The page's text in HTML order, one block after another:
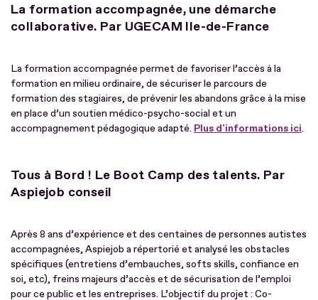
La formation accompagnée, une démarche
collaborative. Par UGECAM Ile-de-France
La formation accompagnée permet de favoriser l’accès à la
formation en milieu ordinaire, de sécuriser le parcours de
formation des stagiaires, de prévenir les abandons grâce à la mise
en place d’un soutien médico-psycho-social et un
accompagnement pédagogique adapté. Plus d'informations ici.
Tous à Bord ! Le Boot Camp des talents. Par
Aspiejob conseil
Après 8 ans d’expérience et des centaines de personnes autistes
accompagnées, Aspiejob a répertorié et analysé les obstacles
spécifiques (entretiens d’embauches, softs skills, confiance en
soi, etc), freins majeurs d’accès et de sécurisation de l’emploi
pour ce public et les entreprises. L’objectif du projet : Co-